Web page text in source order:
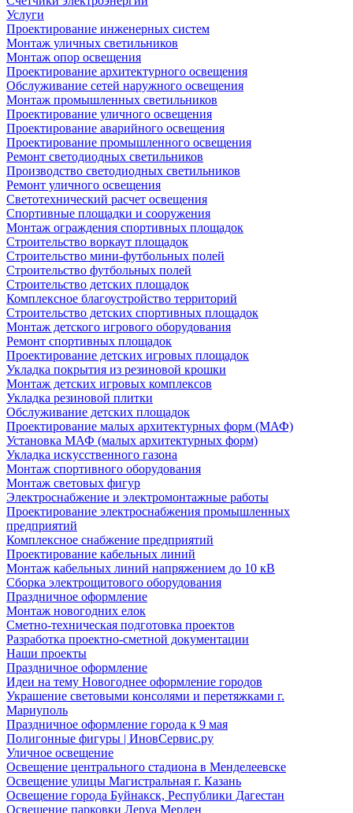
Услуги
Проектирование инженерных систем
Монтаж уличных светильников
Монтаж опор освещения
Проектирование архитектурного освещения
Обслуживание сетей наружного освещения
Монтаж промышленных светильников
Проектирование уличного освещения
Проектирование аварийного освещения
Проектирование промышленного освещения
Ремонт светодиодных светильников
Производство светодиодных светильников
Ремонт уличного освещения
Светотехнический расчет освещения
Спортивные площадки и сооружения
Монтаж ограждения спортивных площадок
Строительство воркаут площадок
Строительство мини-футбольных полей
Строительство футбольных полей
Строительство детских площадок
Комплексное благоустройство территорий
Строительство детских спортивных площадок
Монтаж детского игрового оборудования
Ремонт спортивных площадок
Проектирование детских игровых площадок
Укладка покрытия из резиновой крошки
Монтаж детских игровых комплексов
Укладка резиновой плитки
Обслуживание детских площадок
Проектирование малых архитектурных форм (МАФ)
Установка МАФ (малых архитектурных форм)
Укладка искусственного газона
Монтаж спортивного оборудования
Монтаж световых фигур
Электроснабжение и электромонтажные работы
Проектирование электроснабжения промышленных
предприятий
Комплексное снабжение предприятий
Проектирование кабельных линий
Монтаж кабельных линий напряжением до 10 кВ
Сборка электрощитового оборудования
Праздничное оформление
Монтаж новогодних елок
Сметно-техническая подготовка проектов
Разработка проектно-сметной документации
Наши проекты
Праздничное оформление
Идеи на тему Новогоднее оформление городов
Украшение световыми консолями и перетяжками г.
Мариуполь
Праздничное оформление города к 9 мая
Полигонные фигуры | ИновСервис.ру
Уличное освещение
Освещение центрального стадиона в Менделеевске
Освещение улицы Магистральная г. Казань
Освещение города Буйнакск, Республики Дагестан
Освещение парковки Леруа Мерлен